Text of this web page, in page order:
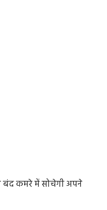
बंद कमरे में सोचेगी अपने